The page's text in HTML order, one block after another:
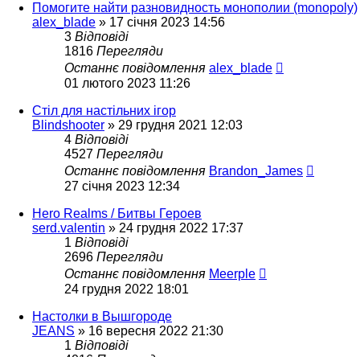
Помогите найти разновидность монополии (monopoly)
alex_blade » 17 січня 2023 14:56
3 Відповіді
1816 Перегляди
Останнє повідомлення alex_blade
01 лютого 2023 11:26
Стіл для настільних ігор
Blindshooter » 29 грудня 2021 12:03
4 Відповіді
4527 Перегляди
Останнє повідомлення Brandon_James
27 січня 2023 12:34
Hero Realms / Битвы Героев
serd.valentin » 24 грудня 2022 17:37
1 Відповіді
2696 Перегляди
Останнє повідомлення Meerple
24 грудня 2022 18:01
Настолки в Вышгороде
JEANS » 16 вересня 2022 21:30
1 Відповіді